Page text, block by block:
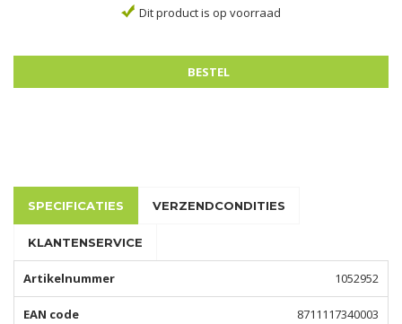
Dit product is op voorraad
SPECIFICATIES VERZENDCONDITIES
KLANTENSERVICE
Artikelnummer 1052952
EAN code 8711117340003